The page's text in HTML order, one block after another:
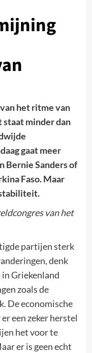
het ritme van
minder dan
gaat meer
Bernie Sanders of
Faso. Maar
van het
partijen sterk
denk
in Griekenland
zoals de
De economische
een zeker herstel
het voor te
er is geen echt